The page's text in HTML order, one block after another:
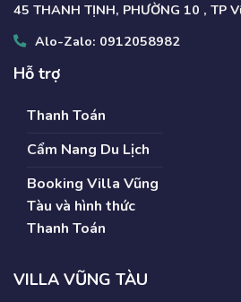
45 THANH TỊNH, PHƯỜNG 10 , TP
Alo-Zalo: 0912058982
Hỗ trợ
Thanh Toán
Cẩm Nang Du Lịch
Booking Villa Vũng
Tàu và hình thức
Thanh Toán
VILLA VŨNG TÀU